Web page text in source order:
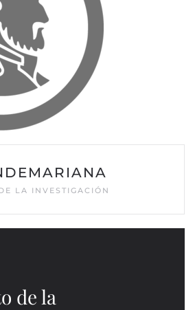
LA INVESTIGACIÓN
de la